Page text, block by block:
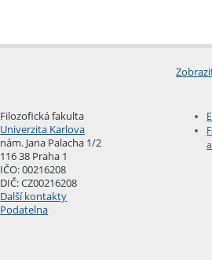
Filozofická fakulta
Univerzita Karlova
nám. Jana Palacha 1/2
116 38 Praha 1
IČO: 00216208
DIČ: CZ00216208
Další kontakty
Podatelna